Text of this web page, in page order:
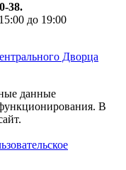
38.
до 19:00
Дворца
данные
В